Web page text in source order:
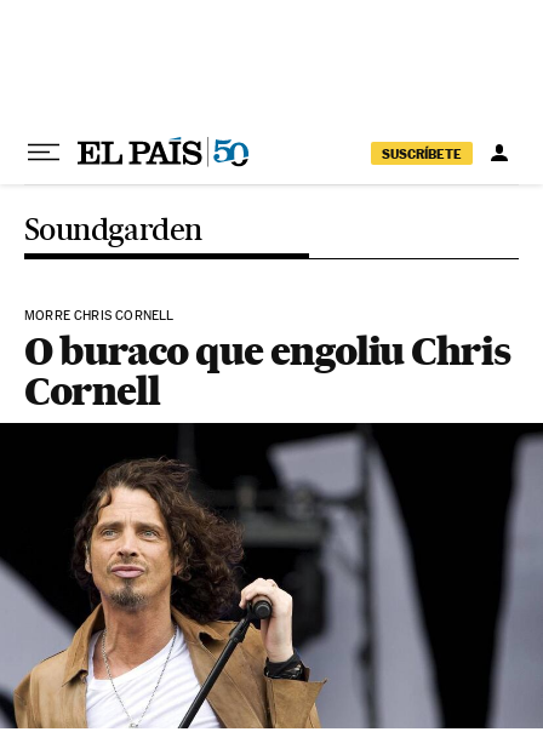
SUSCRÍBETE
Soundgarden
MORRE CHRIS CORNELL
O buraco que engoliu Chris
Cornell